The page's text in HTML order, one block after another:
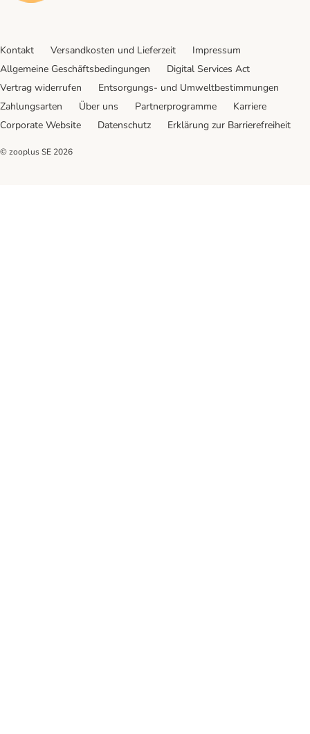
Kontakt Versandkosten und Lieferzeit
Impressum
Allgemeine Geschäftsbedingungen
Digital Services Act
Vertrag widerrufen
Entsorgungs- und Umweltbestimmungen
Zahlungsarten
Über uns Partnerprogramme
Karriere
Corporate Website
Datenschutz Erklärung zur Barrierefreiheit
© zooplus SE 2026